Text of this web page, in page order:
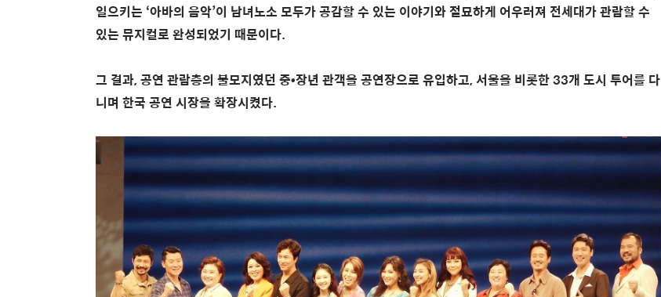
일으키는 ‘아바의 음악’이 남녀노소 모두가 공감할 수 있는 이야기와 절묘하게 어우러져 전세대가 관람할 수
있는 뮤지컬로 완성되었기 때문이다.
그 결과, 공연 관람층의 불모지였던 중•장년 관객을 공연장으로 유입하고, 서울을 비롯한 33개 도시 투어를 다
니며 한국 공연 시장을 확장시켰다.